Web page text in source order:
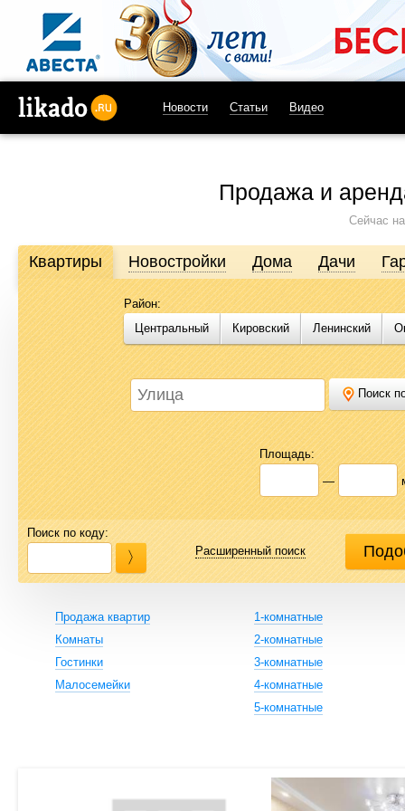
Новости Статьи Видео
Продажа и
Сейчас
Продажа и аренда недвижимости в Омске
Likado.ru – сайт актуальных и достоверных объявлений по
или купить квартиру, найти землю под строительство,
Likado.ru, чтобы сэкономить время и силы в поисках нужного
Квартиры Новостройки Дома Дачи
Район:
Центральный
Кировский Ленинский
Поиск
Площадь:
—
Поиск по коду:
Расширенный поиск
Продажа квартир
Комнаты
Гостинки
Малосемейки
1-комнатные
2-комнатные
3-комнатные
4-комнатные
5-комнатные